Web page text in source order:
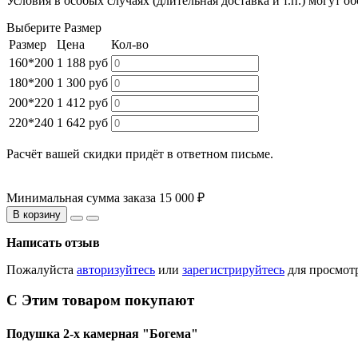
Выберите Размер
Размер
Цена
Кол-во
160*200 1 188 руб
180*200 1 300 руб
200*220 1 412 руб
220*240 1 642 руб
Расчёт вашей скидки придёт в ответном письме.
Минимальная сумма заказа 15 000 ₽
В корзину
Написать отзыв
Пожалуйста авторизуйтесь или зарегистрируйтесь для
С Этим товаром покупают
Подушка 2-х камерная "Богема"